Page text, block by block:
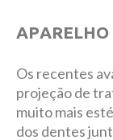
Os recentes
projeção de
muito mais
dos dentes